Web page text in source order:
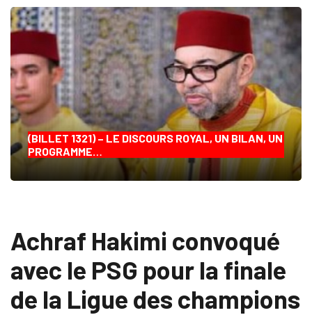
(BILLET 1321) – LE DISCOURS ROYAL, UN BILAN, UN
PROGRAMME…
Achraf Hakimi convoqué
avec le PSG pour la finale
de la Ligue des champions